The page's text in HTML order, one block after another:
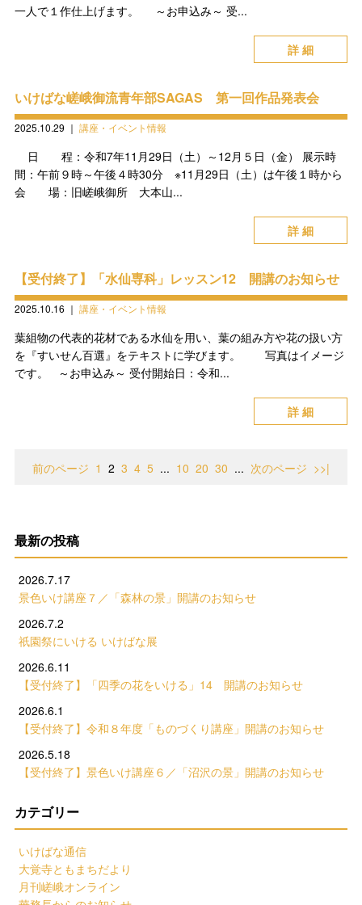
一人で１作仕上げます。 ～お申込み～ 受...
詳 細
いけばな嵯峨御流青年部SAGAS 第一回作品発表会
2025.10.29 ｜ 講座・イベント情報
日 程：令和7年11月29日（土）～12月５日（金） 展示時
間：午前９時～午後４時30分 ※11月29日（土）は午後１時から
会 場：旧嵯峨御所 大本山...
詳 細
【受付終了】「水仙専科」レッスン12 開講のお知らせ
2025.10.16 ｜ 講座・イベント情報
葉組物の代表的花材である水仙を用い、葉の組み方や花の扱い方
を『すいせん百選』をテキストに学びます。 写真はイメージ
です。 ～お申込み～ 受付開始日：令和...
詳 細
前のページ 1 2 3 4 5 ... 10 20 30 ... 次のページ >>|
最新の投稿
2026.7.17
景色いけ講座７／「森林の景」開講のお知らせ
2026.7.2
祇園祭にいける いけばな展
2026.6.11
【受付終了】「四季の花をいける」14 開講のお知らせ
2026.6.1
【受付終了】令和８年度「ものづくり講座」開講のお知らせ
2026.5.18
【受付終了】景色いけ講座６／「沼沢の景」開講のお知らせ
カテゴリー
いけばな通信
大覚寺ともまちだより
月刊嵯峨オンライン